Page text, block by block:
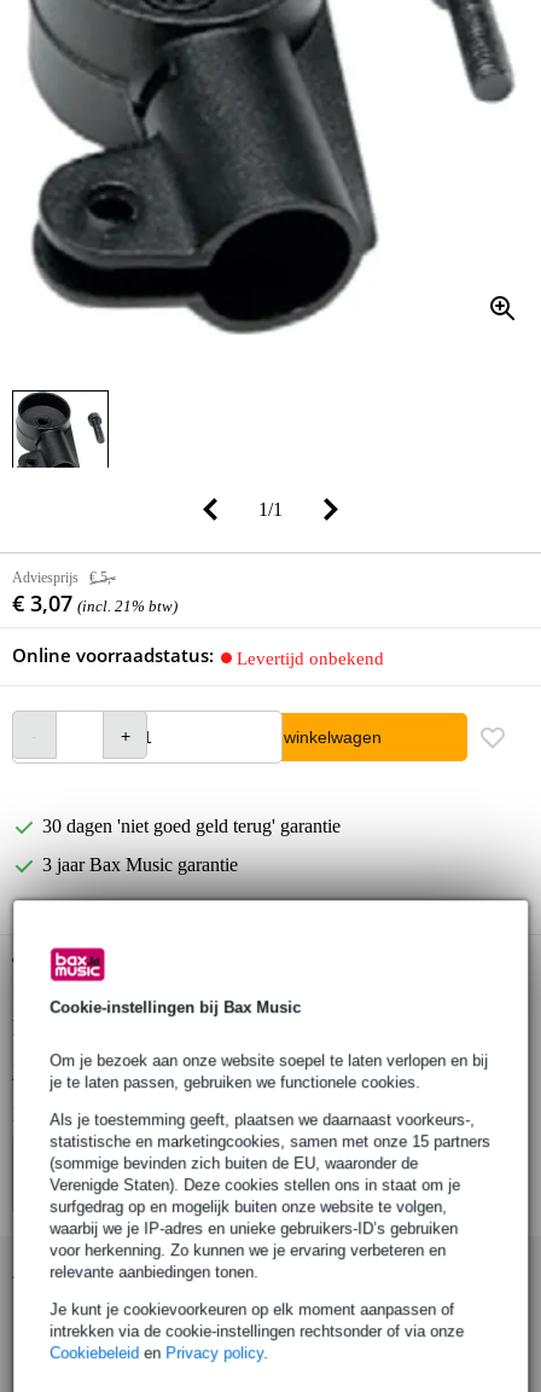
Cookie-instellingen bij Bax Music
Om je bezoek aan onze website soepel te laten verlopen en bij
je te laten passen, gebruiken we functionele cookies.
Als je toestemming geeft, plaatsen we daarnaast voorkeurs-,
statistische en marketingcookies, samen met onze 15 partners
(sommige bevinden zich buiten de EU, waaronder de
Verenigde Staten). Deze cookies stellen ons in staat om je
surfgedrag op en mogelijk buiten onze website te volgen,
waarbij we je IP-adres en unieke gebruikers-ID’s gebruiken
voor herkenning. Zo kunnen we je ervaring verbeteren en
relevante aanbiedingen tonen.
Je kunt je cookievoorkeuren op elk moment aanpassen of
intrekken via de cookie-instellingen rechtsonder of via onze
Cookiebeleid en Privacy policy.
1/1
Adviesprijs € 5,-
€ 3,07 (incl. 21% btw)
Online voorraadstatus: Levertijd onbekend
In winkelwagen
30 dagen 'niet goed geld terug' garantie
3 jaar Bax Music garantie
Gratis ophalen in de winkel
Productinformatie
Bekijk alle productspecificaties
Bekijk ook eens (4)
Accessoires (13)